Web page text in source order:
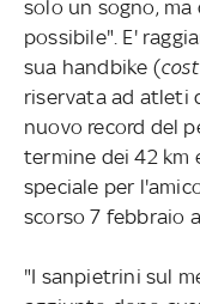
solo un sogno,
possibile". E'
sua handbike (
riservata ad atleti
nuovo record del
termine dei 42 km
speciale per
scorso 7 febbraio
"I sanpietrini sul